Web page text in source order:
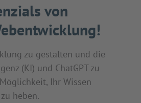
von
zu gestalten und die
(KI) und ChatGPT zu
Ihr Wissen
heben.